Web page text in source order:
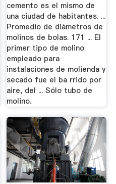
cemento es el mismo de
una ciudad de habitantes. ...
Promedio de diámetros de
molinos de bolas. 171 ... El
primer tipo de molino
empleado para
instalaciones de molienda y
secado fue el ba rrido por
aire, del ... Sólo tubo de
molino.